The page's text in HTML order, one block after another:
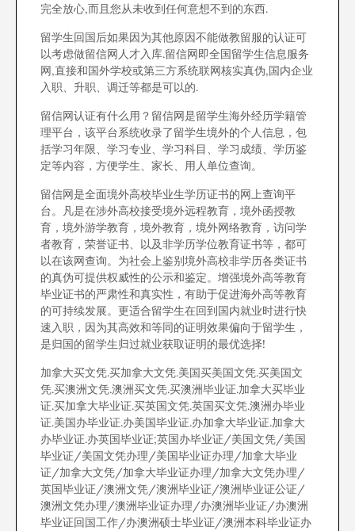
完全放心,而且您从未收到任何意想不到的东西.
留学生回国后如果因为其他原因不能做教留服的认证可
以考虑做留信网人才入库.留信网即全国留学生信息服务
网,直接和国外学校或第三方系统联网核实真伪,国内企业
入职、升职、调迁等都是可以的.
留信网认证有什么用？留信网是留学生海外经历学籍管
理平台，该平台系统收录了留学生境外的个人信息，包
括学习年限、学习专业、学习科目、学习成绩、学历鉴
定等内容，方便学生、家长、用人单位查询。
留信网是全面境外高校毕业生学历证书的网上查询平
台。凡是在涉外高校接受境外远程教育，境外函授教
育，境外游学教育，境外教育，境外网络教育，访问学
者教育，荣誉证书、以及非学历学位教育证书等，都可
以在该网查询。为社会上鉴别境外高校非学历各类证书
的真伪可提供权威性的公示和鉴定。增强境外高等教育
毕业证书的严肃性和真实性，有助于促进海外高等教育
的可持续发展。更适合留学生在回到国内就业时进行快
速入职，因为其高效和等同的证明效果偏向于留学生，
是归国的留学生归过就业获取证明的最优选择!
加拿大买文凭.买加拿大文凭.美国买美国文凭.买美国文
凭.买澳洲文凭.澳洲买文凭.买澳洲毕业证.加拿大买毕业
证.买加拿大毕业证.买英国文凭.英国买文凭.澳洲办毕业
证.美国办毕业证.办美国毕业证.办加拿大毕业证.加拿大
办毕业证.办英国毕业证;英国办毕业证/美国文凭/美国
毕业证/美国文凭办理/美国毕业证办理/加拿大毕业
证/加拿大文凭/加拿大毕业证办理/加拿大文凭办理/
英国毕业证/澳洲文凭/澳洲毕业证/澳洲毕业证公证/
澳洲文凭办理/澳洲毕业证办理/办澳洲毕业证/办澳洲
毕业证回国工作/办澳洲硕士毕业证/澳洲本科毕业证办